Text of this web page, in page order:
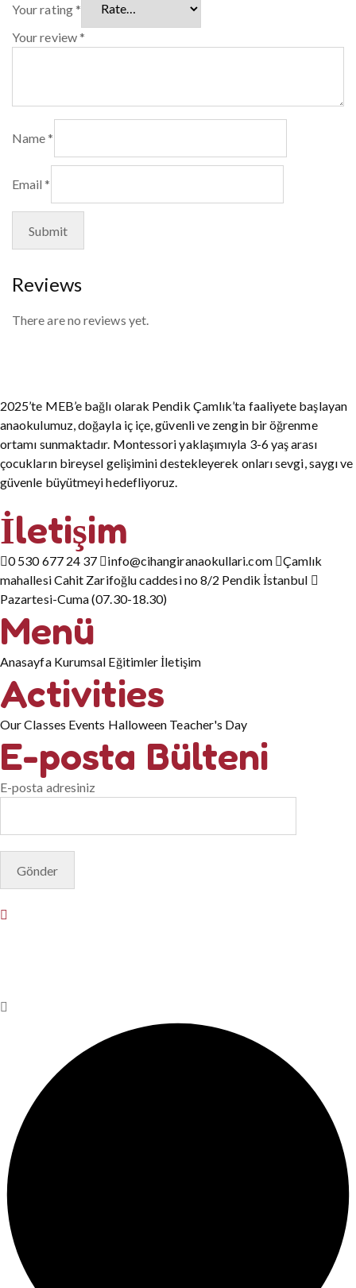
Your rating*
Your review*
Name*
Email*
Reviews
There are no reviews yet.
2025’te MEB’e bağlı olarak Pendik Çamlık’ta faaliyete başlayan
anaokulumuz, doğayla iç içe, güvenli ve zengin bir öğrenme
ortamı sunmaktadır. Montessori yaklaşımıyla 3-6 yaş arası
çocukların bireysel gelişimini destekleyerek onları sevgi, saygı ve
güvenle büyütmeyi hedefliyoruz.
İletişim
0 530 677 24 37 info@cihangiranaokullari.com
Çamlık
mahallesi Cahit Zarifoğlu caddesi no 8/2 Pendik İstanbul
Pazartesi-Cuma (07.30-18.30)
Menü
Anasayfa Kurumsal Eğitimlerİletişim
Activities
Our Classes Events Halloween Teacher's Day
E-posta Bülteni
E-posta adresiniz